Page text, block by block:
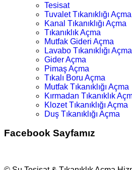
Tesisat
Tuvalet Tıkanıklığı Açma
Kanal Tıkanıklığı Açma
Tıkanıklık Açma
Mutfak Gideri Açma
Lavabo Tıkanıklığı Açma
Gider Açma
Pimaş Açma
Tıkalı Boru Açma
Mutfak Tıkanıklığı Açma
Kırmadan Tıkanıklık
Klozet Tıkanıklığı Açma
Duş Tıkanıklığı Açma
Facebook Sayfamız